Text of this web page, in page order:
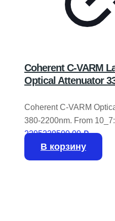
Coherent C-VARM
Optical Attenuator
Coherent C-VARM
380-2200nm. From
mount threads. Unit
controls operate
large inventory of optical
2295229500,00₽
В корзину